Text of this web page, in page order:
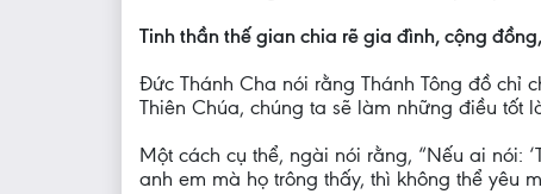
Tinh thần thế gian chia rẽ gia đình, cộng
Đức Thánh Cha nói rằng Thánh Tông đồ chỉ
Thiên Chúa, chúng ta sẽ làm những điều tốt
Một cách cụ thể, ngài nói rằng, “Nếu ai nói:
anh em mà họ trông thấy, thì không thể yêu